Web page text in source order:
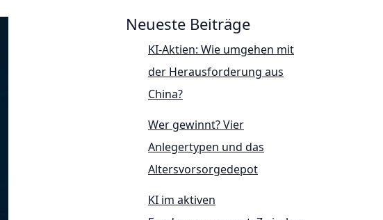
Neueste Beiträge
KI-Aktien: Wie umgehen mit
der Herausforderung aus
China?
Wer gewinnt? Vier
Anlegertypen und das
Altersvorsorgedepot
KI im aktiven